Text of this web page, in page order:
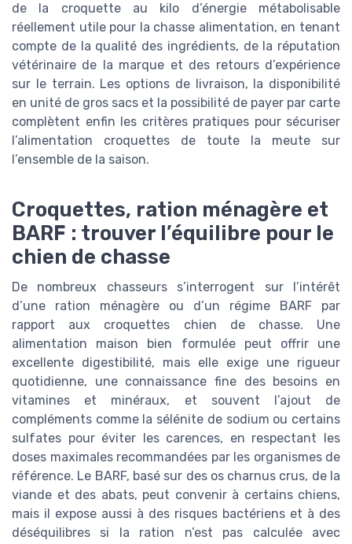
de la croquette au kilo d’énergie métabolisable
réellement utile pour la chasse alimentation, en tenant
compte de la qualité des ingrédients, de la réputation
vétérinaire de la marque et des retours d’expérience
sur le terrain. Les options de livraison, la disponibilité
en unité de gros sacs et la possibilité de payer par carte
complètent enfin les critères pratiques pour sécuriser
l’alimentation croquettes de toute la meute sur
l’ensemble de la saison.
Croquettes, ration ménagère et
BARF : trouver l’équilibre pour le
chien de chasse
De nombreux chasseurs s’interrogent sur l’intérêt
d’une ration ménagère ou d’un régime BARF par
rapport aux croquettes chien de chasse. Une
alimentation maison bien formulée peut offrir une
excellente digestibilité, mais elle exige une rigueur
quotidienne, une connaissance fine des besoins en
vitamines et minéraux, et souvent l’ajout de
compléments comme la sélénite de sodium ou certains
sulfates pour éviter les carences, en respectant les
doses maximales recommandées par les organismes de
référence. Le BARF, basé sur des os charnus crus, de la
viande et des abats, peut convenir à certains chiens,
mais il expose aussi à des risques bactériens et à des
déséquilibres si la ration n’est pas calculée avec